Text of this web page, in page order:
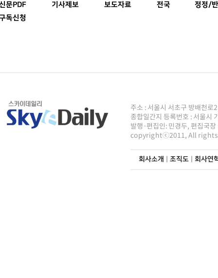
문PDF
독신청
기사제보 보도자료 전국 정정/
주소 : 서울시 서초구 방배천
종합일간지 등록번호 : 서울시
발행·편집인: 민경두, 편집국
copyrightⓒ2011, All rights
회사소개 |조직도 |회사연